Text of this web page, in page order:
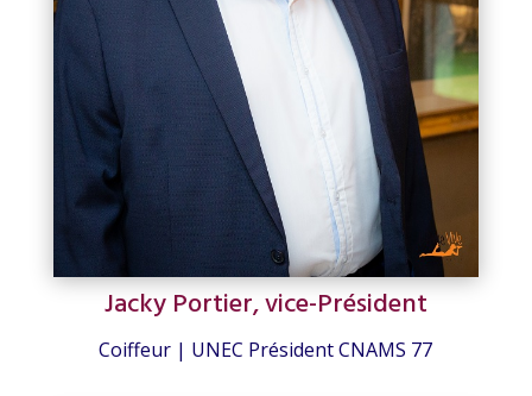
Jacky Portier, vice-Président
Coiffeur | UNEC Président CNAMS 77